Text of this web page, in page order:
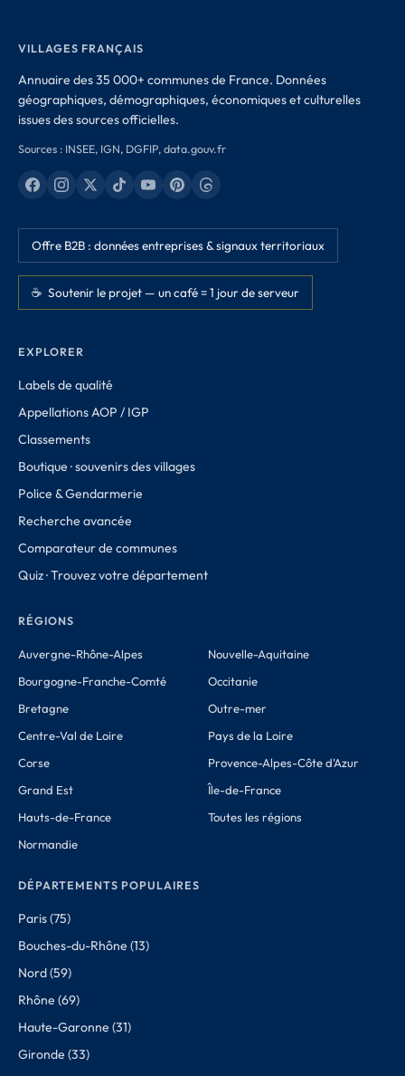
VILLAGES FRANÇAIS
Annuaire des 35 000+ communes de France. Données
géographiques, démographiques, économiques et culturelles
issues des sources officielles.
Sources : INSEE, IGN, DGFIP, data.gouv.fr
Offre B2B : données entreprises & signaux territoriaux
☕ Soutenir le projet — un café = 1 jour de serveur
EXPLORER
Labels de qualité
Appellations AOP / IGP
Classements
Boutique · souvenirs des villages
Police & Gendarmerie
Recherche avancée
Comparateur de communes
Quiz · Trouvez votre département
RÉGIONS
Auvergne-Rhône-Alpes
Bourgogne-Franche-Comté
Bretagne
Centre-Val de Loire
Corse
Grand Est
Hauts-de-France
Normandie
Nouvelle-Aquitaine
Occitanie
Outre-mer
Pays de la Loire
Provence-Alpes-Côte d'Azur
Île-de-France
Toutes les régions
DÉPARTEMENTS POPULAIRES
Paris (75)
Bouches-du-Rhône (13)
Nord (59)
Rhône (69)
Haute-Garonne (31)
Gironde (33)